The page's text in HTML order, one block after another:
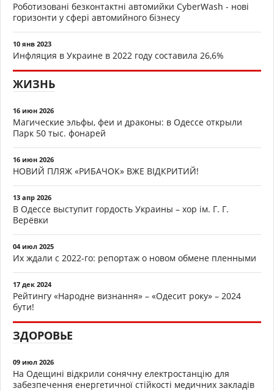
Роботизовані безконтактні автомийки CyberWash - нові
горизонти у сфері автомийного бізнесу
10 янв 2023
Инфляция в Украине в 2022 году составила 26,6%
ЖИЗНЬ
16 июн 2026
Магические эльфы, феи и драконы: в Одессе открыли
Парк 50 тыс. фонарей
16 июн 2026
НОВИЙ ПЛЯЖ «РИБАЧОК» ВЖЕ ВІДКРИТИЙ!
13 апр 2026
В Одессе выступит гордость Украины – хор ім. Г. Г.
Верёвки
04 июл 2025
Их ждали с 2022-го: репортаж о новом обмене пленными
17 дек 2024
Рейтингу «Народне визнання» – «Одесит року» – 2024
бути!
ЗДОРОВЬЕ
09 июл 2026
На Одещині відкрили сонячну електростанцію для
забезпечення енергетичної стійкості медичних закладів